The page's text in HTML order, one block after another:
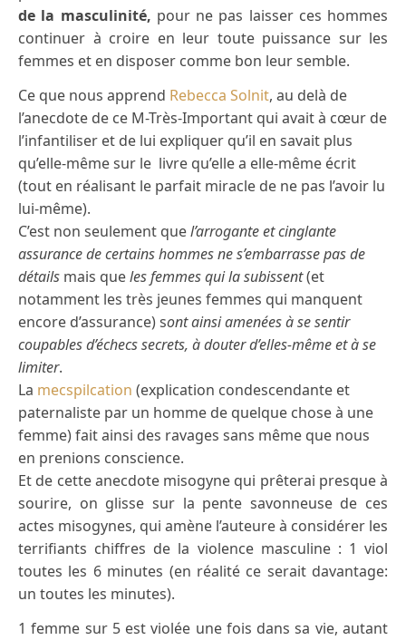
de la masculinité, pour ne pas laisser ces hommes
continuer à croire en leur toute puissance sur les
femmes et en disposer comme bon leur semble.
Ce que nous apprend Rebecca Solnit, au delà de
l’anecdote de ce M-Très-Important qui avait à cœur de
l’infantiliser et de lui expliquer qu’il en savait plus
qu’elle-même sur le livre qu’elle a elle-même écrit
(tout en réalisant le parfait miracle de ne pas l’avoir lu
lui-même).
C’est non seulement quel’arrogante et cinglante
assurance de certains hommes ne s’embarrasse pas de
détails mais queles femmes qui la subissent(et
notamment les très jeunes femmes qui manquent
encore d’assurance) sont ainsi amenées à se sentir
coupables d’échecs secrets, à douter d’elles-même et à se
limiter.
La mecspilcation (explication condescendante et
paternaliste par un homme de quelque chose à une
femme) fait ainsi des ravages sans même que nous
en prenions conscience.
Et de cette anecdote misogyne qui prêterai presque à
sourire, on glisse sur la pente savonneuse de ces
actes misogynes, qui amène l’auteure à considérer les
terrifiants chiffres de la violence masculine : 1 viol
toutes les 6 minutes (en réalité ce serait davantage:
un toutes les minutes).
1 femme sur 5 est violée une fois dans sa vie, autant